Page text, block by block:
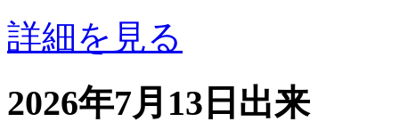
詳細を見る
2026年7月13日出来